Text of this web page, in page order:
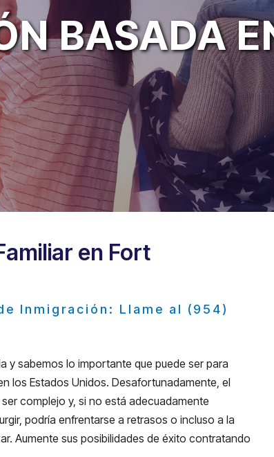
BASADA
en Fort
Inmigración: Llame al (954)
y sabemos lo importante que puede ser para
los Estados Unidos. Desafortunadamente, el
complejo y, si no está adecuadamente
podría enfrentarse a retrasos o incluso a la
Aumente sus posibilidades de éxito contratando